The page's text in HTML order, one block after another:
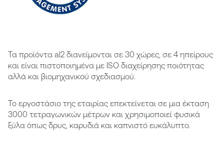
Τα προϊόντα al2 διανείμονται σε 30 χώρες, σε 4 ηπείρους
και είναι πιστοποιημένα με ISO διαχείρησης ποιότητας
αλλά και βιομηχανικού σχεδιασμού.
Το εργοστάσιο της εταιρίας επεκτείνεται σε μια έκταση
3000 τετραγωνικών μέτρων και χρησιμοποιεί φυσικά
ξύλα όπως δρυς, καρυδιά και καπνιστό ευκάλυπτο.